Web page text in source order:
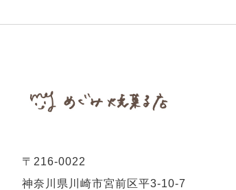
〒216-0022
神奈川県川崎市宮前区平3-10-7